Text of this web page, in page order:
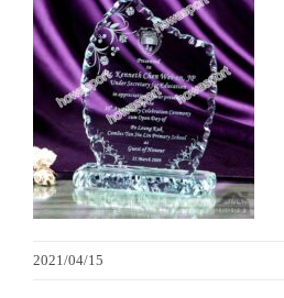
水晶獎座
金箔畫
意大利獎盃
旗座/旗桿
2021/04/15